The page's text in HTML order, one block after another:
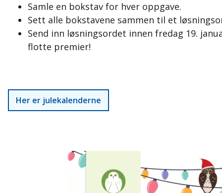
Samle en bokstav for hver oppgave.
Sett alle bokstavene sammen til et
Send inn løsningsordet innen fredag 19.
flotte premier!
Her er julekalenderne